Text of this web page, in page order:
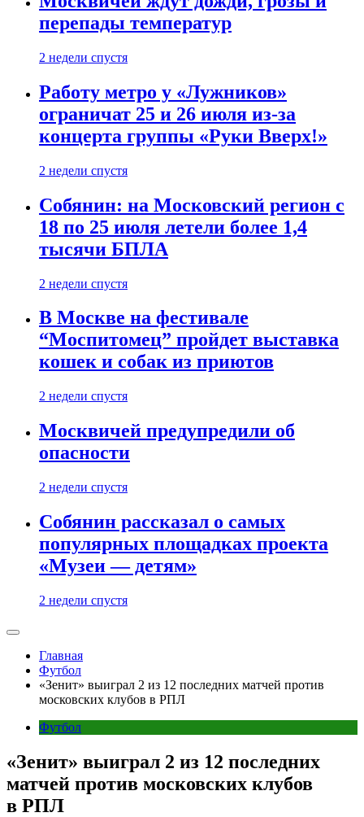
перепады температур
2 недели спустя
Работу метро у «Лужников»
ограничат 25 и 26 июля из-за
концерта группы «Руки Вверх!»
2 недели спустя
Собянин: на Московский регион с
18 по 25 июля летели более 1,4
тысячи БПЛА
2 недели спустя
В Москве на фестивале
“Моспитомец” пройдет выставка
кошек и собак из приютов
2 недели спустя
Москвичей предупредили об
опасности
2 недели спустя
Собянин рассказал о самых
популярных площадках проекта
«Музеи — детям»
2 недели спустя
Главная
Футбол
«Зенит» выиграл 2 из 12 последних матчей против
московских клубов в РПЛ
Футбол
«Зенит» выиграл 2 из 12 последних
матчей против московских клубов
в РПЛ